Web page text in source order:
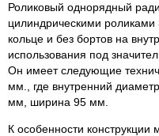
Роликовый однорядный
цилиндрическими
кольце и без бортов на
использования под
Он имеет следующие
мм., где внутренний
мм, ширина 95 мм.
К особенности конструкции